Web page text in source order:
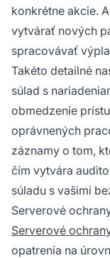
konkrétne akcie.
vytvárať nových
spracovávať
Takéto detailné
súlad s
obmedzenie
oprávnených
záznamy o tom,
čím vytvára
súladu s vašimi
Serverové
Serverové
opatrenia na